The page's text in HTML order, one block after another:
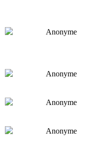
Anonyme
Anonyme
Anonyme
Anonyme